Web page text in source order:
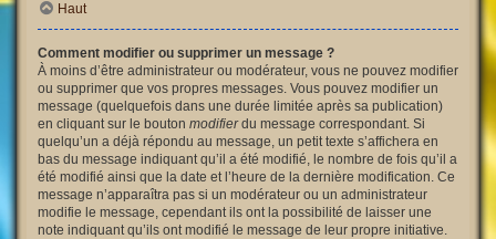
Haut
Comment modifier ou supprimer un message ?
À moins d’être administrateur ou modérateur, vous ne pouvez modifier
ou supprimer que vos propres messages. Vous pouvez modifier un
message (quelquefois dans une durée limitée après sa publication)
en cliquant sur le bouton modifierdu message correspondant. Si
quelqu’un a déjà répondu au message, un petit texte s’affichera en
bas du message indiquant qu’il a été modifié, le nombre de fois qu’il a
été modifié ainsi que la date et l’heure de la dernière modification. Ce
message n’apparaîtra pas si un modérateur ou un administrateur
modifie le message, cependant ils ont la possibilité de laisser une
note indiquant qu’ils ont modifié le message de leur propre initiative.